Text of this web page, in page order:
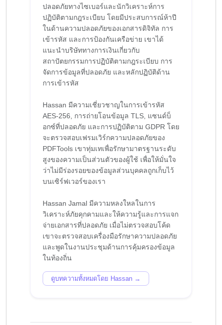
ปลอดภัยทางไซเบอร์และนักวิเคราะห์การ
ปฏิบัติตามกฎระเบียบ โดยมีประสบการณ์ห้าปี
ในด้านความปลอดภัยของเอกสารดิจิทัล การ
เข้ารหัส และการป้องกันเครือข่าย เขาได้
แนะนำบริษัททางการเงินเกี่ยวกับ
สถาปัตยกรรมการปฏิบัติตามกฎระเบียบ การ
จัดการข้อมูลที่ปลอดภัย และหลักปฏิบัติด้าน
การเข้ารหัส
Hassan มีความเชี่ยวชาญในการเข้ารหัส
AES-256, การถ่ายโอนข้อมูล TLS, แซนด์บ็
อกซ์ที่ปลอดภัย และการปฏิบัติตาม GDPR โดย
จะตรวจสอบเฟรมเวิร์กความปลอดภัยของ
PDFTools เขาทุ่มเทเพื่อรักษามาตรฐานระดับ
สูงของความเป็นส่วนตัวของผู้ใช้ เพื่อให้มั่นใจ
ว่าไม่มีร่องรอยของข้อมูลส่วนบุคคลถูกเก็บไว้
บนเซิร์ฟเวอร์ของเรา
Hassan Jamal มีความหลงใหลในการ
วิเคราะห์ภัยคุกคามและให้ความรู้และการแจก
จ่ายเอกสารที่ปลอดภัย เมื่อไม่ตรวจสอบโค้ด
เขาจะตรวจสอบเครื่องมือรักษาความปลอดภัย
และพูดในงานประชุมด้านการคุ้มครองข้อมูล
ดูบทความทั้งหมดโดย Hassan →